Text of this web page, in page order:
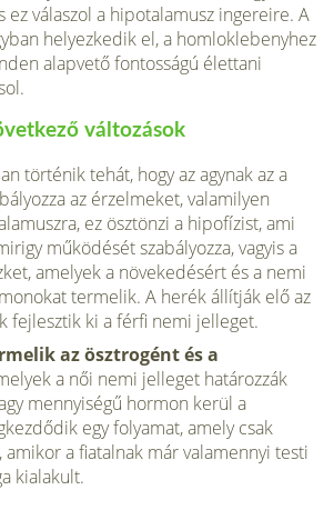
ez válaszol a hipotalamusz inge­reire. A
helyezkedik el, a homloklebenyhez
alapvető fontosságú élettani
változások
történik tehát, hogy az agynak az a
az érzelmeket, valamilyen
ez ösztönzi a hipofízist, ami
működését szabályozza, vagyis a
amelyek a növekedésért és a nemi
termelik. A herék állítják elő az
fejlesztik ki a férfi nemi jelleget.
az ösztrogént és a
a női nemi jelleget határozzák
mennyiségű hormon kerül a
egy folyamat, amely csak
a fiatalnak már valamennyi testi
kialakult.